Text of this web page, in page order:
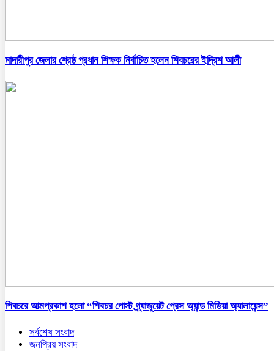
মাদারীপুর জেলার শ্রেষ্ঠ প্রধান শিক্ষক নির্বাচিত হলেন শিবচরের ইদ্রিশ আলী
শিবচরে আত্মপ্রকাশ হলো “শিবচর পোস্ট গ্র্যাজুয়েট প্রেস অ্যান্ড মিডিয়া অ্যালায়েন্স”
সর্বশেষ সংবাদ
জনপ্রিয় সংবাদ